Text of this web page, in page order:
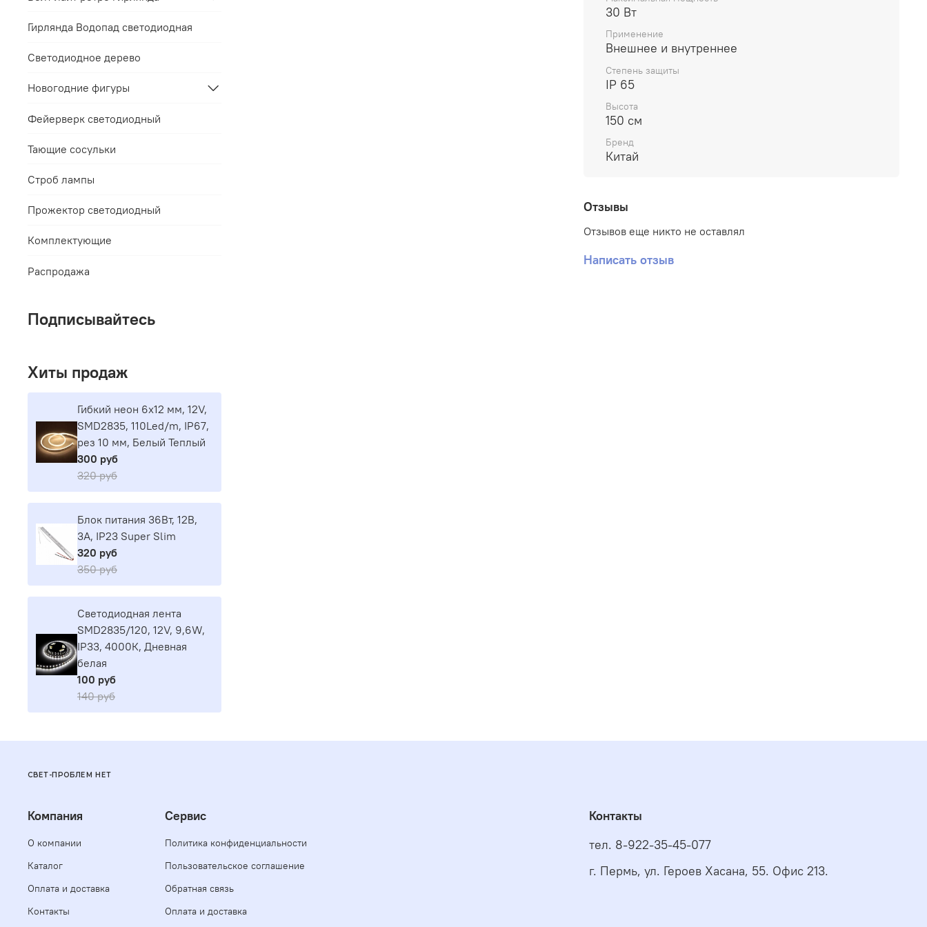
30 Вт
Применение
Внешнее и внутреннее
Степень защиты
IP 65
Высота
150 см
Бренд
Китай
Отзывы
Отзывов еще никто не оставлял
Написать отзыв
Гирлянда Водопад светодиодная
Светодиодное дерево
Новогодние фигуры
Фейерверк светодиодный
Тающие сосульки
Строб лампы
Прожектор светодиодный
Комплектующие
Распродажа
Подписывайтесь
Хиты продаж
Гибкий неон 6х12 мм, 12V,
SMD2835, 110Led/m, IP67,
рез 10 мм, Белый Теплый
300 руб
320 руб
Блок питания 36Вт, 12В,
3А, IP23 Super Slim
320 руб
350 руб
Светодиодная лента
SMD2835/120, 12V, 9,6W,
IP33, 4000К, Дневная
белая
100 руб
140 руб
СВЕТ-ПРОБЛЕМ НЕТ
Компания
О компании
Каталог
Оплата и доставка
Контакты
Сервис
Политика конфиденциальности
Пользовательское соглашение
Обратная связь
Оплата и доставка
Контакты
тел. 8-922-35-45-077
г. Пермь, ул. Героев Хасана, 55. Офис 213.